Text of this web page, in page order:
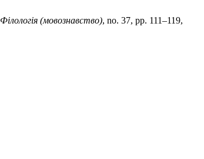
Філологія (мовознавство), no. 37, pp. 111–119,